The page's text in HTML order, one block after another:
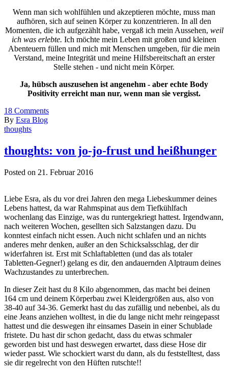
Wenn man sich wohlfühlen und akzeptieren möchte, muss man
aufhören, sich auf seinen Körper zu konzentrieren. In all den
Momenten, die ich aufgezählt habe, vergaß ich mein Aussehen, weil
ich was erlebte. Ich möchte mein Leben mit großen und kleinen
Abenteuern füllen und mich mit Menschen umgeben, für die mein
Verstand, meine Integrität und meine Hilfsbereitschaft an erster
Stelle stehen - und nicht mein Körper.
Ja, hübsch auszusehen ist angenehm - aber echte Body
Positivity erreicht man nur, wenn man sie vergisst.
18 Comments
By Esra Blog
thoughts
thoughts: von jo-jo-frust und heißhunger
Posted on 21. Februar 2016
Liebe Esra, als du vor drei Jahren den mega Liebeskummer deines
Lebens hattest, da war Rahmspinat aus dem Tiefkühlfach
wochenlang das Einzige, was du runtergekriegt hattest. Irgendwann,
nach weiteren Wochen, gesellten sich Salzstangen dazu. Du
konntest einfach nicht essen. Auch nicht schlafen und an nichts
anderes mehr denken, außer an den Schicksalsschlag, der dir
widerfahren ist. Erst mit Schlaftabletten (und das als totaler
Tabletten-Gegner!) gelang es dir, den andauernden Alptraum deines
Wachzustandes zu unterbrechen.
In dieser Zeit hast du 8 Kilo abgenommen, das macht bei deinen
164 cm und deinem Körperbau zwei Kleidergrößen aus, also von
38-40 auf 34-36. Gemerkt hast du das zufällig und nebenbei, als du
eine Jeans anziehen wolltest, in die du lange nicht mehr reingepasst
hattest und die deswegen ihr einsames Dasein in einer Schublade
fristete. Du hast dir schon gedacht, dass du etwas schmaler
geworden bist und hast deswegen erwartet, dass diese Hose dir
wieder passt. Wie schockiert warst du dann, als du feststelltest, dass
sie dir regelrecht von den Hüften rutschte!!